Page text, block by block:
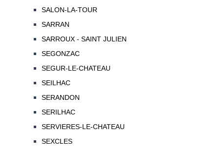
SALON-LA-TOUR
SARRAN
SARROUX - SAINT JULIEN
SEGONZAC
SEGUR-LE-CHATEAU
SEILHAC
SERANDON
SERILHAC
SERVIERES-LE-CHATEAU
SEXCLES